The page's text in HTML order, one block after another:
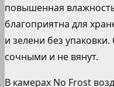
повышенная
благоприятна для
и зелени без
сочными и не вянут.
В камерах No Frost